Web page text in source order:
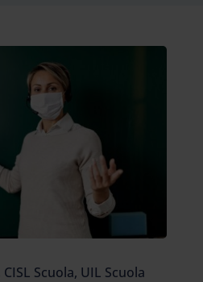
Scuola, UIL Scuola